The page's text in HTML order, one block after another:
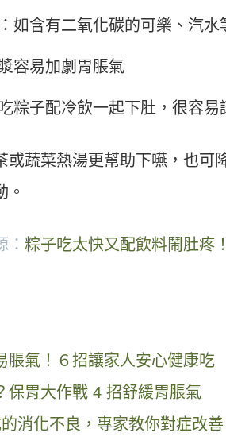
：如含有二氧化碳的可樂、汽
容易加劇胃脹氣
粽子配冷飲一起下肚，很容
或蔬菜熱湯更幫助下嚥，也可
。
： 粽子吃太快又配飲料鬧肚疼
脹氣！６招讓家人安心健康吃
保胃大作戰 4 招舒緩胃脹氣
消化不良，專家教你對症改善